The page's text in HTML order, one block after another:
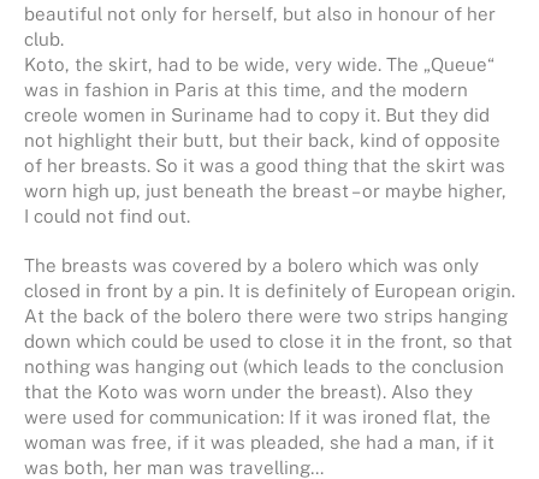
beautiful not only for herself, but also in honour of her
club.
Koto, the skirt, had to be wide, very wide. The „Queue“
was in fashion in Paris at this time, and the modern
creole women in Suriname had to copy it. But they did
not highlight their butt, but their back, kind of opposite
of her breasts. So it was a good thing that the skirt was
worn high up, just beneath the breast – or maybe higher,
I could not find out.
The breasts was covered by a bolero which was only
closed in front by a pin. It is definitely of European origin.
At the back of the bolero there were two strips hanging
down which could be used to close it in the front, so that
nothing was hanging out (which leads to the conclusion
that the Koto was worn under the breast). Also they
were used for communication: If it was ironed flat, the
woman was free, if it was pleaded, she had a man, if it
was both, her man was travelling…